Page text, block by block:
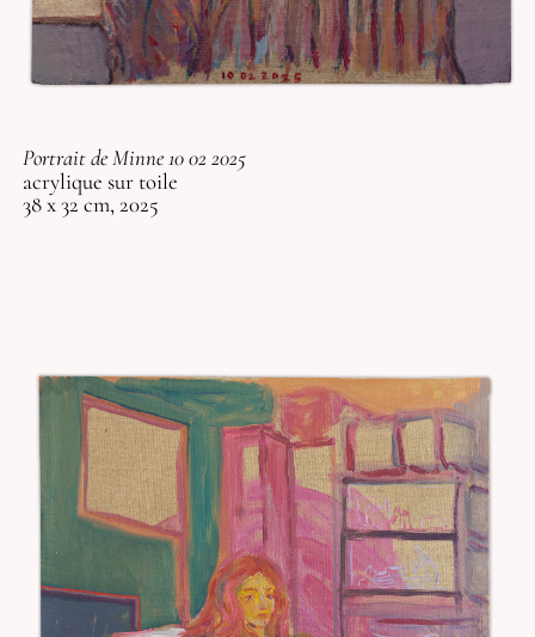
Portrait de Minne 10 02 2025
acrylique sur toile
38 x 32 cm, 2025